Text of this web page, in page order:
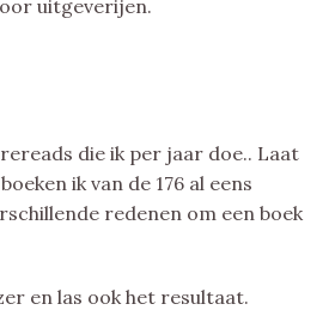
uitgeverijen.
die ik per jaar doe.. Laat
ik van de 176 al eens
redenen om een boek
en las ook het resultaat.